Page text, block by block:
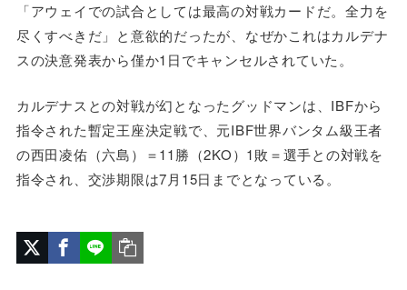
「アウェイでの試合としては最高の対戦カードだ。全力を
尽くすべきだ」と意欲的だったが、なぜかこれはカルデナ
スの決意発表から僅か1日でキャンセルされていた。
カルデナスとの対戦が幻となったグッドマンは、IBFから
指令された暫定王座決定戦で、元IBF世界バンタム級王者
の西田凌佑（六島）＝11勝（2KO）1敗＝選手との対戦を
指令され、交渉期限は7月15日までとなっている。